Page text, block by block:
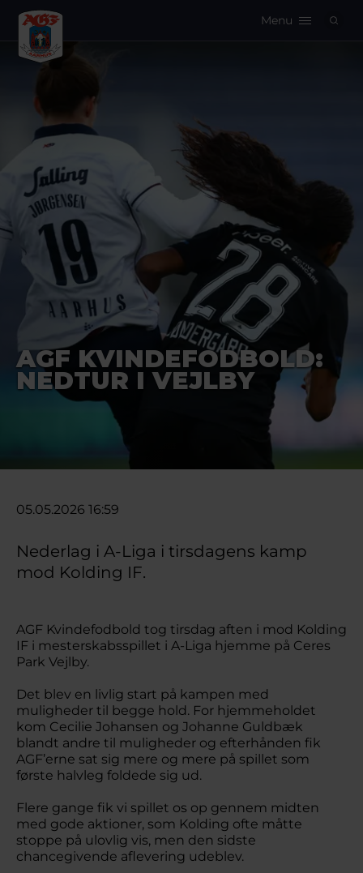
Menu
AGF KVINDEFODBOLD:
NEDTUR I VEJLBY
05.05.2026 16:59
Nederlag i A-Liga i tirsdagens kamp
mod Kolding IF.
AGF Kvindefodbold tog tirsdag aften i mod Kolding
IF i mesterskabsspillet i A-Liga hjemme på Ceres
Park Vejlby.
Det blev en livlig start på kampen med
muligheder til begge hold. For hjemmeholdet
kom Cecilie Johansen og Johanne Guldbæk
blandt andre til muligheder og efterhånden fik
AGF’erne sat sig mere og mere på spillet som
første halvleg foldede sig ud.
Flere gange fik vi spillet os op gennem midten
med gode aktioner, som Kolding ofte måtte
stoppe på ulovlig vis, men den sidste
chancegivende aflevering udeblev.